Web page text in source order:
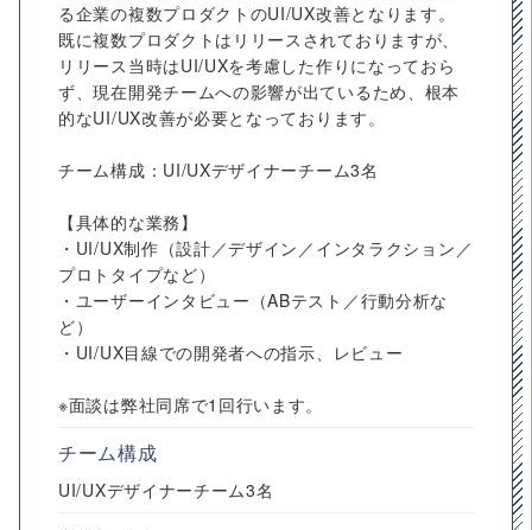
る企業の複数プロダクトのUI/UX改善となります。
既に複数プロダクトはリリースされておりますが、
リリース当時はUI/UXを考慮した作りになっておら
ず、現在開発チームへの影響が出ているため、根本
的なUI/UX改善が必要となっております。
チーム構成：UI/UXデザイナーチーム3名
【具体的な業務】
・UI/UX制作（設計／デザイン／インタラクション／
プロトタイプなど）
・ユーザーインタビュー（ABテスト／行動分析な
ど）
・UI/UX目線での開発者への指示、レビュー
※面談は弊社同席で1回行います。
チーム構成
UI/UXデザイナーチーム3名